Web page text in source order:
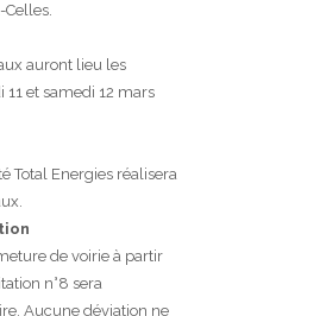
Celles.
auront lieu les
11 et samedi 12 mars
Total Energies réalisera
de voirie à partir
n°8 sera
Aucune déviation ne